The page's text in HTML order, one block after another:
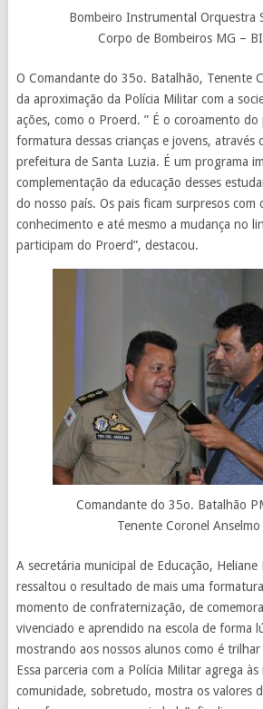
Bombeiro Instrumental Orquestra
Corpo de Bombeiros MG –
O Comandante do 35o. Batalhão, Tenente
da aproximação da Polícia Militar com a
ações, como o Proerd. ” É o coroamento do
formatura dessas crianças e jovens, através
prefeitura de Santa Luzia. É um programa
complementação da educação desses
do nosso país. Os pais ficam surpresos com
conhecimento e até mesmo a mudança no
participam do Proerd”, destacou.
Comandante do 35o. Batalhão
Tenente Coronel Anselmo
A secretária municipal de Educação, Heliane
ressaltou o resultado de mais uma
momento de confraternização, de
vivenciado e aprendido na escola de forma
mostrando aos nossos alunos como é
Essa parceria com a Polícia Militar agrega às
comunidade, sobretudo, mostra os valores